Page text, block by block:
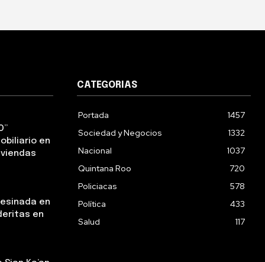
en
en
en
CATEGORIAS
Portada
1457
Sociedad y Negocios
1332
Nacional
1037
Quintana Roo
720
Policiacas
578
Política
433
Salud
117